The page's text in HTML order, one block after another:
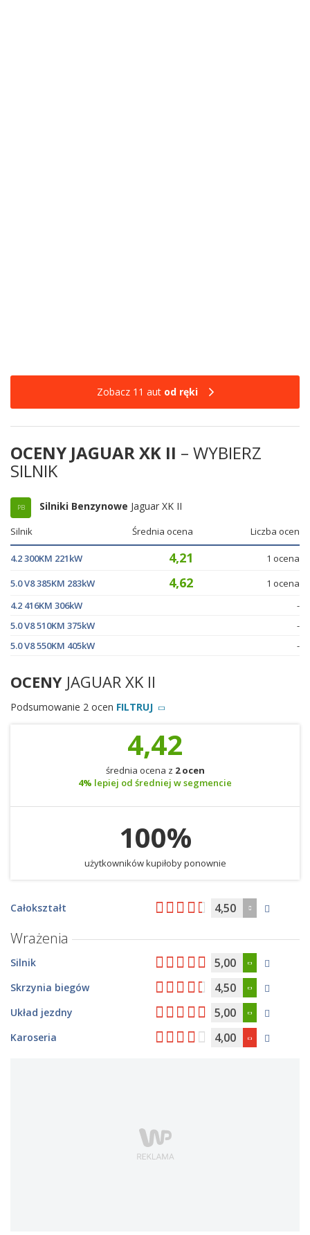
Zobacz 11 aut od ręki
OCENY JAGUAR XK II – WYBIERZ
SILNIK
PB Silniki Benzynowe Jaguar XK II
Silnik Średnia ocena Liczba ocen
4.2 300KM 221kW 4,21
1 ocena
5.0 V8 385KM 283kW
4,62
1 ocena
4.2 416KM 306kW
-
5.0 V8 510KM 375kW
-
5.0 V8 550KM 405kW
-
OCENY JAGUAR XK II
Podsumowanie 2 ocen FILTRUJ
4,42
średnia ocena z 2 ocen
4% lepiej od średniej w segmencie
100%
użytkowników kupiłoby ponownie
Całokształt 4,50
Wrażenia
Silnik 5,00
Skrzynia biegów 4,50
Układ jezdny 5,00
Karoseria 4,00